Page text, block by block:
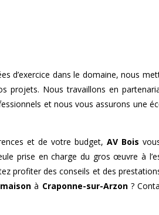
d’exercice dans le domaine, nous
projets. Nous travaillons en
et nous vous assurons une
et de votre budget,AV Bois
prise en charge du gros œuvre à
profiter des conseils et des
à Craponne-sur-Arzon?